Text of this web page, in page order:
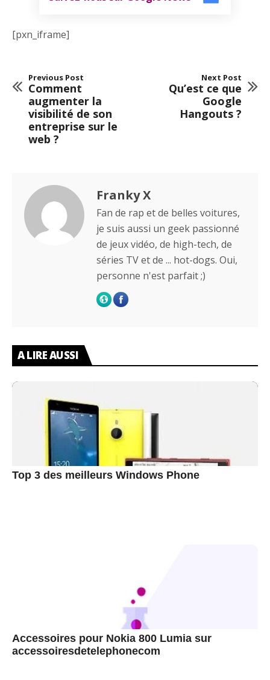
[pxn_iframe]
Previous Post
Comment
augmenter la
visibilité de son
entreprise sur le
web ?
Next Post
Qu’est ce que
Google
Hangouts ?
Franky X
Fan de rap et de belles voitures,
je suis aussi un geek passionné
de jeux vidéo, de high-tech, de
séries TV et de ... hot-dogs. Oui,
personne n'est parfait ;)
A LIRE AUSSI
Top 3 des meilleurs Windows Phone
Accessoires pour Nokia 800 Lumia sur
accessoiresdetelephonecom